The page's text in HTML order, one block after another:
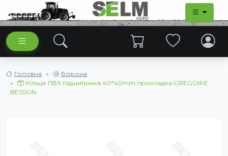
Головна
Борона
Кільце ПВХ підшипника 40*40mm прокладка GREGOIRE
BESSON